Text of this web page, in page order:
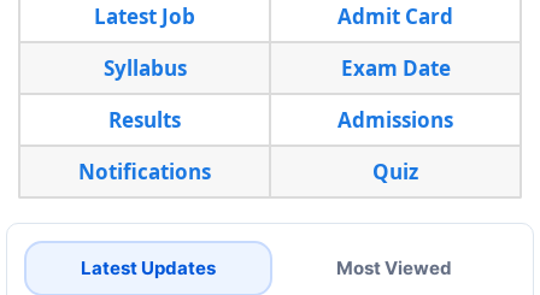
Latest Job
Admit Card
Syllabus
Exam Date
Results
Admissions
Notifications
Quiz
Latest Updates Most Viewed